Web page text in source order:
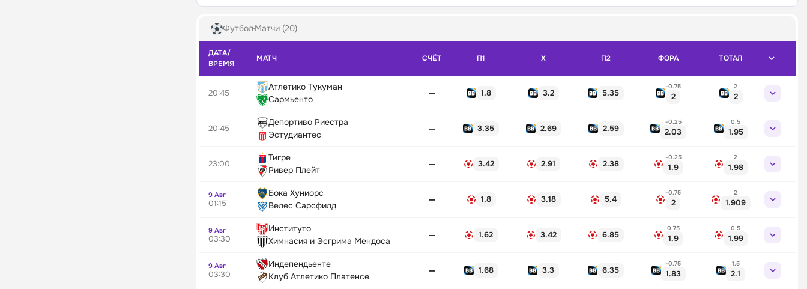
Футбол Матчи (20)
ДАТА/
ВРЕМЯ
МАТЧ СЧЁТ П1 X П2 ФОРА ТОТАЛ
20:45
Атлетико Тукуман
Сармьенто
— 1.8 3.2 5.35
-0.75
2
2
2
20:45
Депортиво Риестра
Эстудиантес
— 3.35 2.69 2.59
-0.25
2.03
0.5
1.95
23:00
Тигре
Ривер Плейт
— 3.42 2.91 2.38
-0.25
1.9
2
1.98
9 Авг
01:15
Бока Хуниорс
Велес Сарсфилд
— 1.8 3.18 5.4
-0.75
2
2
1.909
9 Авг
03:30
Институто
Химнасия и Эсгрима Мендоса
— 1.62 3.42 6.85
0.75
1.9
0.5
1.99
9 Авг
03:30
Индепендьенте
Клуб Атлетико Платенсе
— 1.68 3.3 6.35
-0.75
1.83
1.5
2.1